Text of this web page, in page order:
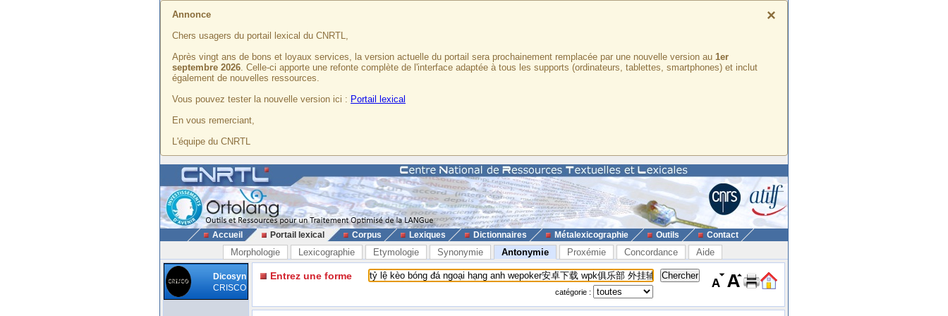
×
Annonce
Chers usagers du portail lexical du CNRTL,
Après vingt ans de bons et loyaux services, la version actuelle du portail sera prochainement remplacée par une nouvelle version au 1er
septembre 2026. Celle-ci apporte une refonte complète de l'interface adaptée à tous les supports (ordinateurs, tablettes, smartphones) et inclut
également de nouvelles ressources.
Vous pouvez tester la nouvelle version ici : Portail lexical
En vous remerciant,
L'équipe du CNRTL
Accueil Portail lexical Corpus Lexiques Dictionnaires Métalexicographie Outils Contact
Morphologie Lexicographie Etymologie Synonymie Antonymie Proxémie Concordance Aide
Dicosyn
CRISCO
Entrez une forme
catégorie :